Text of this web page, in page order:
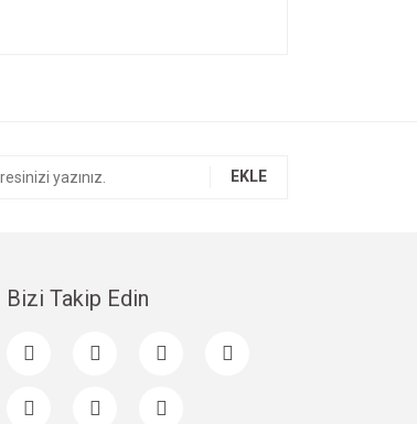
EKLE
Bizi Takip Edin